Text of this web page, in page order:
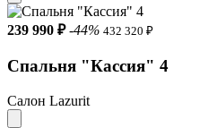
239 990 ₽ -44% 432 320 ₽
Спальня "Кассия" 4
Салон Lazurit